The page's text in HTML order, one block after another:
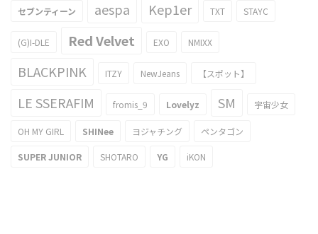
セブンティーン aespa Kep1er TXT STAYC
(G)I-DLE Red Velvet EXO NMIXX
BLACKPINK ITZY NewJeans 【スポット】
LE SSERAFIM fromis_9 Lovelyz SM 宇宙少女
OH MY GIRL SHINee ヨジャチング ペンタゴン
SUPER JUNIOR SHOTARO YG iKON